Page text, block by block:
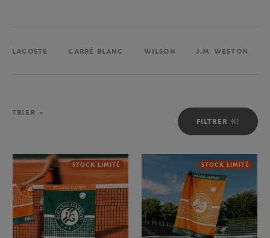
LACOSTE CARRÉ BLANC WILSON J.M. WESTON
FILTRER
TRIER
STOCK LIMITÉ STOCK LIMITÉ